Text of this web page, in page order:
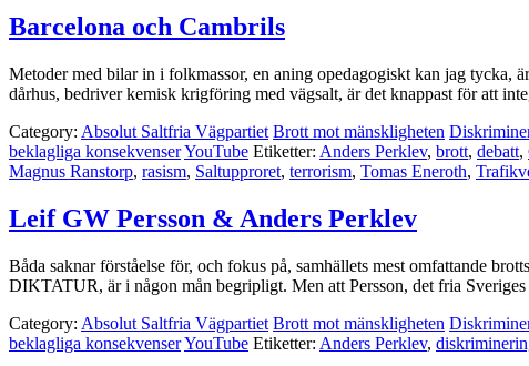
Barcelona och Cambrils
Metoder med bilar in i folkmassor, en aning opedagogiskt kan jag tycka,
dårhus, bedriver kemisk krigföring med vägsalt, är det knappast för att
Category: Absolut Saltfria Vägpartiet Brott mot mänskligheten
beklagliga konsekvenserYouTube Etiketter: Anders Perklev, brott, debatt,
Magnus Ranstorp, rasism, Saltupproret, terrorism, Tomas Eneroth,
Leif GW Persson & Anders Perklev
Båda saknar förståelse för, och fokus på, samhällets mest omfattande
DIKTATUR, är i någon mån begripligt. Men att Persson, det fria
Category: Absolut Saltfria Vägpartiet Brott mot mänskligheten
beklagliga konsekvenserYouTube Etiketter: Anders Perklev,